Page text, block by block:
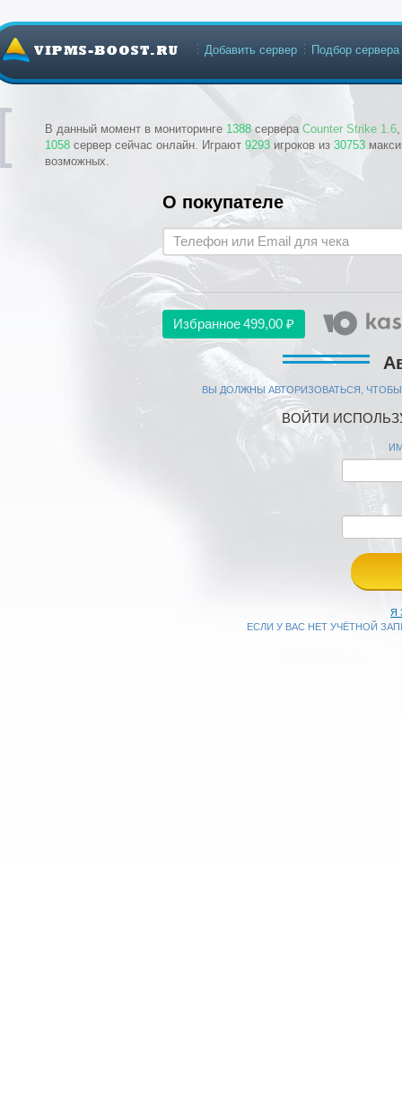
В данный момент в мониторинге 1388 сервера Counter Strike 1.6
1058 сервер сейчас онлайн. Играют 9293 игроков из 30753
возможных.
Добавить сервер Подбор сервера
О покупателе
Избранное499,00 ₽
ВЫ ДОЛЖНЫ АВТОРИЗОВАТЬСЯ,
ВОЙТИ
Я
ЕСЛИ У ВАС НЕТ УЧЁТНОЙ